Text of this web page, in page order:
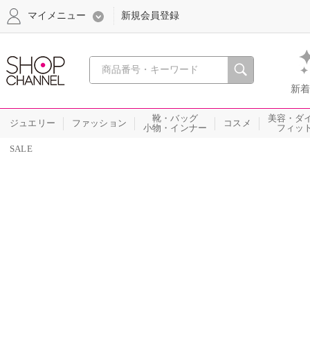
心おどる、瞬間を。通販・テレビショ
新
マイメニュー 新規会員登録
ジュエリー ファッション
靴・バッグ
小物・インナー
コスメ
美容・ダ
フィッ
SALE